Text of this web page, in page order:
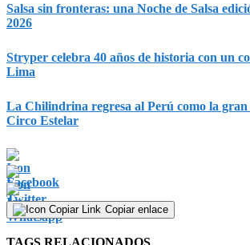
Salsa sin fronteras: una Noche de Salsa
2026
Stryper celebra 40 años de historia con un
Lima
La Chilindrina regresa al Perú como la
Circo Estelar
Copiar enlace
TAGS RELACIONADOS